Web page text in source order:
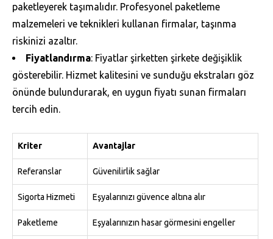
paketleyerek taşımalıdır. Profesyonel paketleme
malzemeleri ve teknikleri kullanan firmalar, taşınma
riskinizi azaltır.
Fiyatlandırma: Fiyatlar şirketten şirkete değişiklik
gösterebilir. Hizmet kalitesini ve sunduğu ekstraları göz
önünde bulundurarak, en uygun fiyatı sunan firmaları
tercih edin.
Kriter Avantajlar
Referanslar Güvenilirlik sağlar
Sigorta Hizmeti Eşyalarınızı güvence altına alır
Paketleme Eşyalarınızın hasar görmesini engeller